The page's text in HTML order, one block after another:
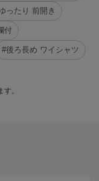
ったり 前開き
付
#後ろ長め ワイシャツ
。